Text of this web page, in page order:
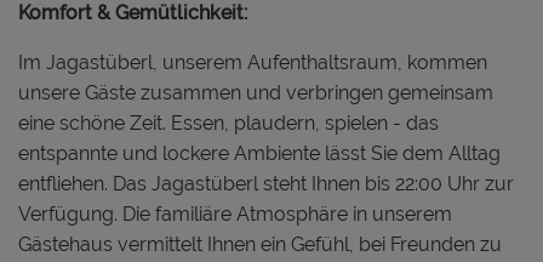
Komfort & Gemütlichkeit:
Im Jagastüberl, unserem Aufenthaltsraum, kommen
unsere Gäste zusammen und verbringen gemeinsam
eine schöne Zeit. Essen, plaudern, spielen - das
entspannte und lockere Ambiente lässt Sie dem Alltag
entfliehen. Das Jagastüberl steht Ihnen bis 22:00 Uhr zur
Verfügung. Die familiäre Atmosphäre in unserem
Gästehaus vermittelt Ihnen ein Gefühl, bei Freunden zu